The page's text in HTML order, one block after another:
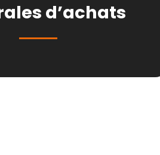
d’achats